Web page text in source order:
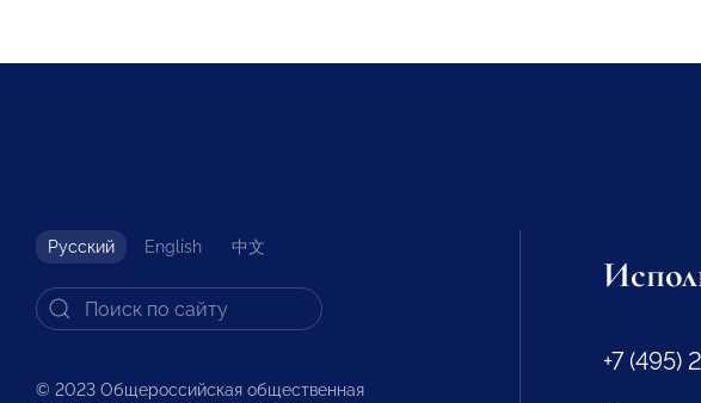
Русский English 中文
© 2023 Общероссийская общественная
+7 (495)